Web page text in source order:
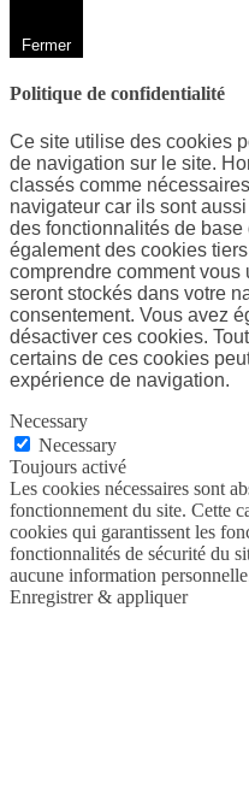
Fermer
Politique de confidentialité
Ce site utilise des cookies
de navigation sur le site.
classés comme
navigateur car ils sont
des fonctionnalités de
également des cookies
comprendre comment
seront stockés dans votre
consentement. Vous avez
désactiver ces cookies.
certains de ces cookies
expérience de navigation.
Necessary
Necessary
Toujours activé
Les cookies nécessaires sont
fonctionnement du site. Cette
cookies qui garantissent les
fonctionnalités de sécurité du
aucune information
Enregistrer & appliquer